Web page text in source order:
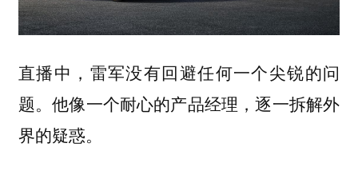
直播中，雷军没有回避任何一个尖锐的问
题。他像一个耐心的产品经理，逐一拆解外
界的疑惑。